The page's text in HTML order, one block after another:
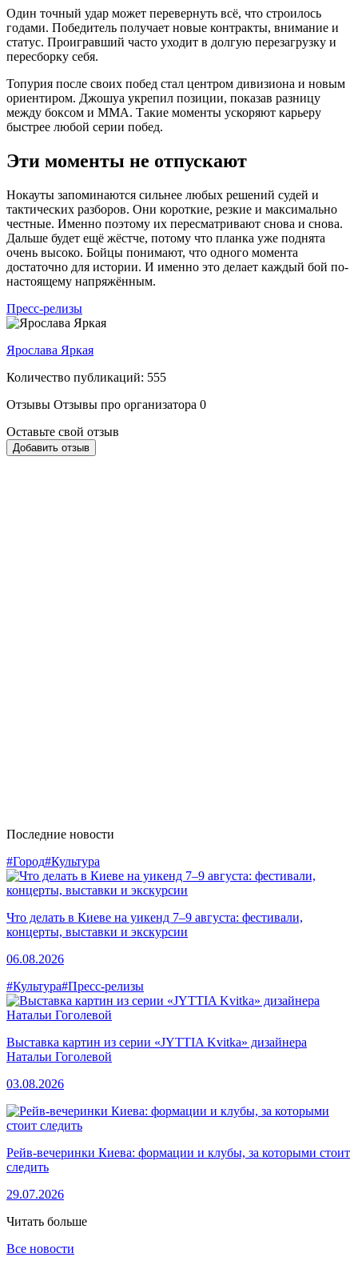
Один точный удар может перевернуть всё, что строилось
годами. Победитель получает новые контракты, внимание и
статус. Проигравший часто уходит в долгую перезагрузку и
пересборку себя.
Топурия после своих побед стал центром дивизиона и новым
ориентиром. Джошуа укрепил позиции, показав разницу
между боксом и ММА. Такие моменты ускоряют карьеру
быстрее любой серии побед.
Эти моменты не отпускают
Нокауты запоминаются сильнее любых решений судей и
тактических разборов. Они короткие, резкие и максимально
честные. Именно поэтому их пересматривают снова и снова.
Дальше будет ещё жёстче, потому что планка уже поднята
очень высоко. Бойцы понимают, что одного момента
достаточно для истории. И именно это делает каждый бой по-
настоящему напряжённым.
Пресс-релизы
Ярослава Яркая
Количество публикаций: 555
Отзывы Отзывы про организатора 0
Оставьте свой отзыв
Добавить отзыв
Последние новости
#Город#Культура
Что делать в Киеве на уикенд 7–9 августа: фестивали,
концерты, выставки и экскурсии
06.08.2026
#Культура#Пресс-релизы
Выставка картин из серии «JYTTIA Kvitka» дизайнера
Натальи Гоголевой
03.08.2026
Рейв-вечеринки Киева: формации и клубы, за которыми стоит
следить
29.07.2026
Читать больше
Все новости